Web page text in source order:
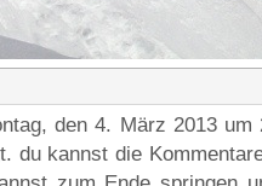
den 4. März 2013
du kannst die